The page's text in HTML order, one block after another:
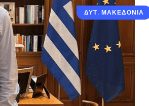
ΔΥΤ. ΜΑΚΕΔΟΝΙΑ